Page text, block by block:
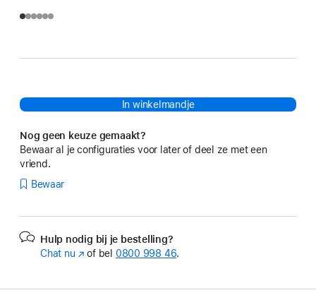
In winkelmandje
Nog geen keuze gemaakt?
Bewaar al je configuraties voor later of deel ze met een
vriend.
Bewaar
Hulp nodig bij je bestelling?
Chat nu (Wordt
of bel 0800 998 46.